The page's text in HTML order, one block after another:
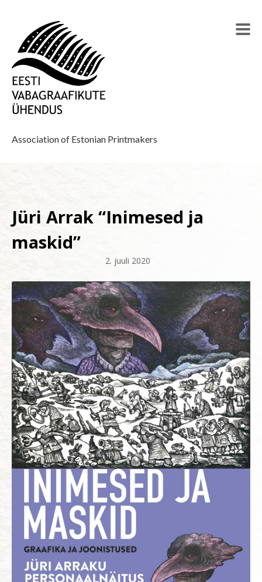
Association of Estonian Printmakers
Jüri Arrak “Inimesed ja
maskid”
2. juuli 2020